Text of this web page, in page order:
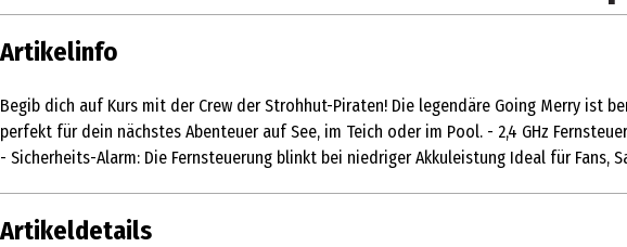
Artikelinfo
Begib dich auf Kurs mit der Crew der Strohhut-Piraten! Die legendäre Going Merry ist
perfekt für dein nächstes Abenteuer auf See, im Teich oder im Pool. - 2,4 GHz
- Sicherheits-Alarm: Die Fernsteuerung blinkt bei niedriger Akkuleistung Ideal für Fans,
Artikeldetails